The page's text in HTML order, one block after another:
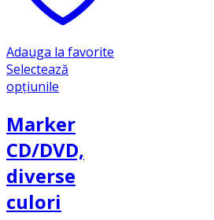
Adauga la favorite
Selectează
opțiunile
Marker
CD/DVD,
diverse
culori